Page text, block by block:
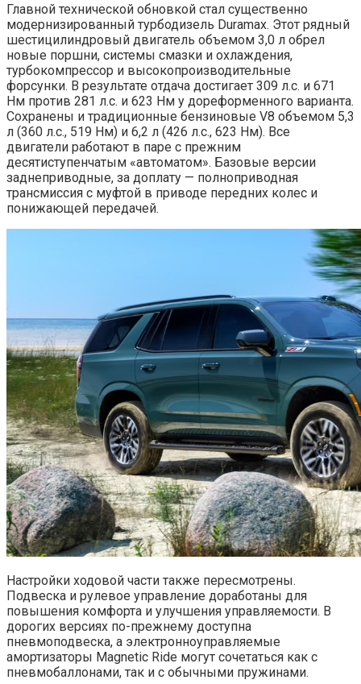
Главной технической обновкой стал существенно
модернизированный турбодизель Duramax. Этот рядный
шестицилиндровый двигатель объемом 3,0 л обрел
новые поршни, системы смазки и охлаждения,
турбокомпрессор и высокопроизводительные
форсунки. В результате отдача достигает 309 л.с. и 671
Нм против 281 л.с. и 623 Нм у дореформенного варианта.
Сохранены и традиционные бензиновые V8 объемом 5,3
л (360 л.с., 519 Нм) и 6,2 л (426 л.с., 623 Нм). Все
двигатели работают в паре с прежним
десятиступенчатым «автоматом». Базовые версии
заднеприводные, за доплату — полноприводная
трансмиссия с муфтой в приводе передних колес и
понижающей передачей.
Настройки ходовой части также пересмотрены.
Подвеска и рулевое управление доработаны для
повышения комфорта и улучшения управляемости. В
дорогих версиях по-прежнему доступна
пневмоподвеска, а электронноуправляемые
амортизаторы Magnetic Ride могут сочетаться как с
пневмобаллонами, так и с обычными пружинами.